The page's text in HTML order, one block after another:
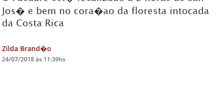
SOCIAL
Jos� e bem no cora�ao da floresta intocada
da Costa Rica
Zilda Brand�o
24/07/2018 às 11:39hs